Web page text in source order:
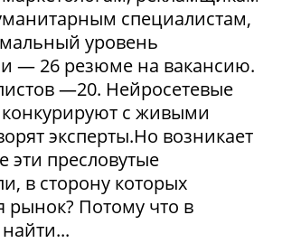
специалистам,
уровень
— 26 резюме на вакансию.
—20. Нейросетевые
с живыми
эксперты.Но возникает
эти пресловутые
в сторону которых
рынок? Потому что в